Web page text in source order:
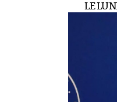
LE